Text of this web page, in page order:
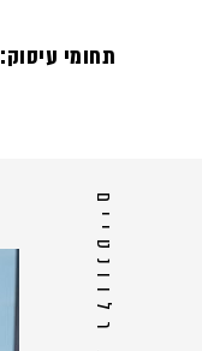
תחומי עיסוק: